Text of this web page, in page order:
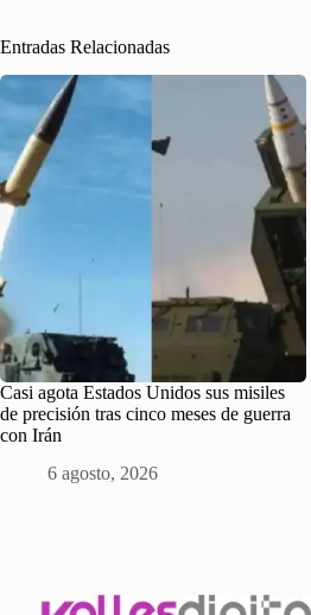
Entradas Relacionadas
Casi agota Estados Unidos sus misiles
de precisión tras cinco meses de guerra
con Irán
6 agosto, 2026